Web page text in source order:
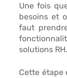
Une fois
besoins et
faut
solutions RH.
Cette étape